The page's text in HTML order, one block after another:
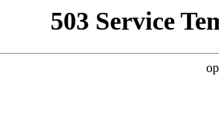
503 Service